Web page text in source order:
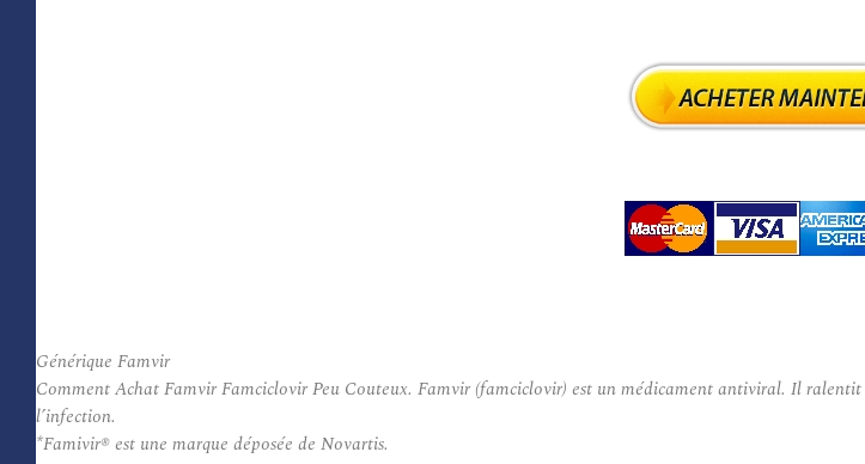
Générique Famvir
Comment Achat Famvir Famciclovir Peu Couteux. Famvir (famciclovir) est un médicament antiviral. Il
l’infection.
*Famivir® est une marque déposée de Novartis.